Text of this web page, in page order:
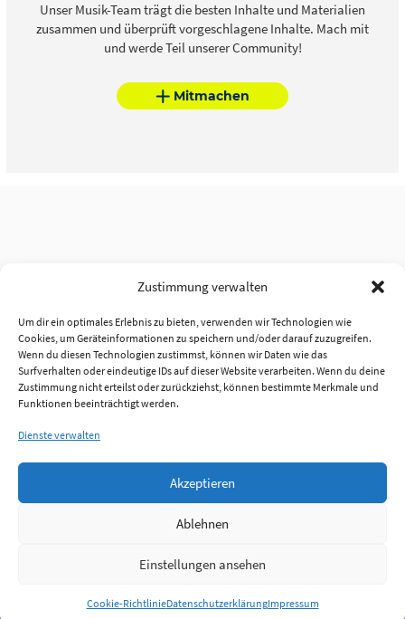
Zustimmung verwalten
Um dir ein optimales Erlebnis zu bieten, verwenden wir Technologien wie
Cookies, um Geräteinformationen zu speichern und/oder darauf zuzugreifen.
Wenn du diesen Technologien zustimmst, können wir Daten wie das
Surfverhalten oder eindeutige IDs auf dieser Website verarbeiten. Wenn du deine
Zustimmung nicht erteilst oder zurückziehst, können bestimmte Merkmale und
Funktionen beeinträchtigt werden.
Dienste verwalten
Akzeptieren
Ablehnen
Einstellungen ansehen
Cookie-RichtlinieDatenschutzerklärungImpressum
Unser Musik-Team trägt die besten Inhalte und Materialien
zusammen und überprüft vorgeschlagene Inhalte. Mach mit
und werde Teil unserer Community!
Mitmachen
Anmelden
Jobs Partner FAQ Quellen